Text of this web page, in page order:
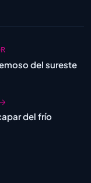
del sureste
del frío